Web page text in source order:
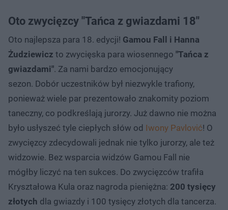
Oto zwycięzcy "Tańca z gwiazdami 18"
Oto najlepsza para 18. edycji! Gamou Fall i Hanna
Żudziewicz to zwycięska para wiosennego "Tańca z
gwiazdami". Za nami bardzo emocjonujący
sezon. Dobór uczestników był niezwykle trafiony,
ponieważ wiele par prezentowało znakomity poziom
taneczny, co podkreślają jurorzy. Już dawno nie można
było usłyszeć tyle ciepłych słów od Iwony Pavlović! O
zwycięzcy zdecydowali jednak nie tylko jurorzy, ale też
widzowie. Bez wsparcia widzów Gamou Fall nie
mógłby liczyć na ten sukces. Do zwycięzców trafiła
Kryształowa Kula oraz nagroda pieniężna: 200 tysięcy
złotych dla gwiazdy i 100 tysięcy złotych dla tancerza.